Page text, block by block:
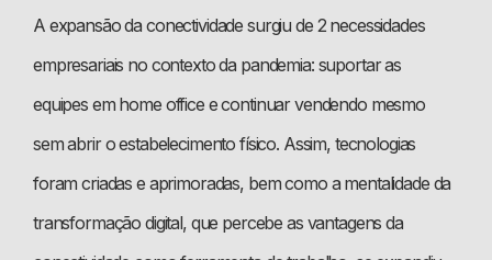
A expansão da conectividade surgiu de 2 necessidades
empresariais no contexto da pandemia: suportar as
equipes em home office e continuar vendendo mesmo
sem abrir o estabelecimento físico. Assim, tecnologias
foram criadas e aprimoradas, bem como a mentalidade da
transformação digital, que percebe as vantagens da